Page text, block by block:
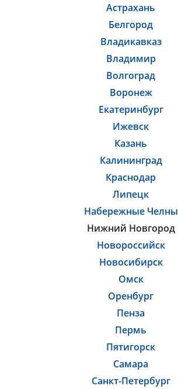
Астрахань
Белгород
Владикавказ
Владимир
Волгоград
Воронеж
Екатеринбург
Ижевск
Казань
Калининград
Краснодар
Липецк
Набережные Челны
Нижний Новгород
Новороссийск
Новосибирск
Омск
Оренбург
Пенза
Пермь
Пятигорск
Самара
Санкт-Петербург